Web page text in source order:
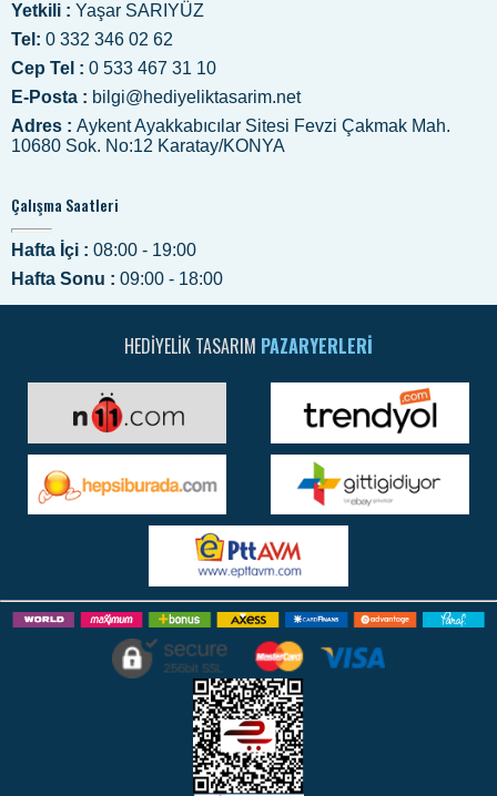
Yetkili : Yaşar SARIYÜZ
Tel: 0 332 346 02 62
Cep Tel : 0 533 467 31 10
E-Posta : bilgi@hediyeliktasarim.net
Adres : Aykent Ayakkabıcılar Sitesi Fevzi Çakmak Mah.
10680 Sok. No:12 Karatay/KONYA
Çalışma Saatleri
Hafta İçi : 08:00 - 19:00
Hafta Sonu : 09:00 - 18:00
HEDIYELIK TASARIM PAZARYERLERI